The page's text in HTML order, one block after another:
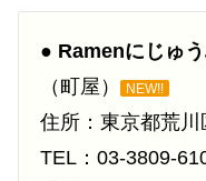
● Ramenにじゅ
（町屋）
NEW!!
住所：東京都荒
TEL：03-3809-